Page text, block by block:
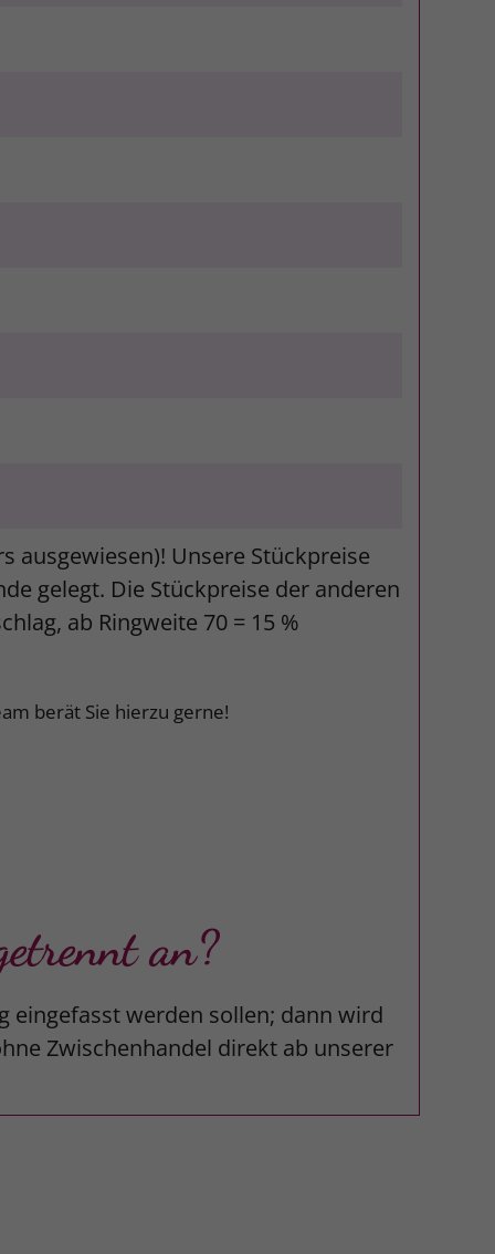
ausgewiesen)! Unsere Stückpreise
gelegt. Die Stückpreise der anderen
ab Ringweite 70 = 15 %
berät Sie hierzu gerne!
an?
eingefasst werden sollen; dann wird
Zwischenhandel direkt ab unserer